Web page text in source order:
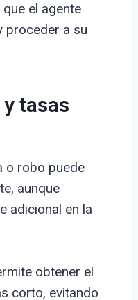
el agente
proceder a su
tasas
o robo puede
aunque
adicional en la
obtener el
corto, evitando